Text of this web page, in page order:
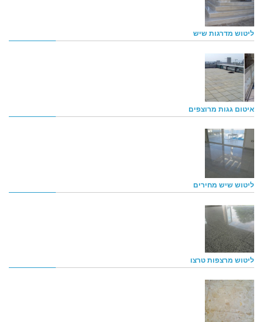
ליטוש מדרגות שיש
איטום גגות מרוצפים
ליטוש שיש מחירים
ליטוש מרצפות טרצו